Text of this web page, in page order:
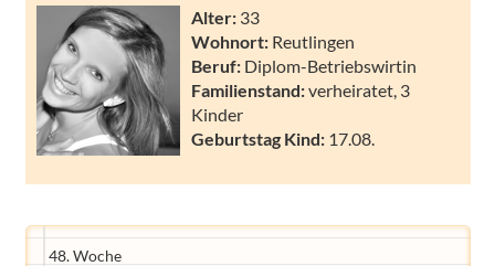
Alter: 33
Wohnort: Reutlingen
Beruf: Diplom-Betriebswirtin
Familienstand:verheiratet, 3
Kinder
Geburtstag Kind: 17.08.
48. Woche